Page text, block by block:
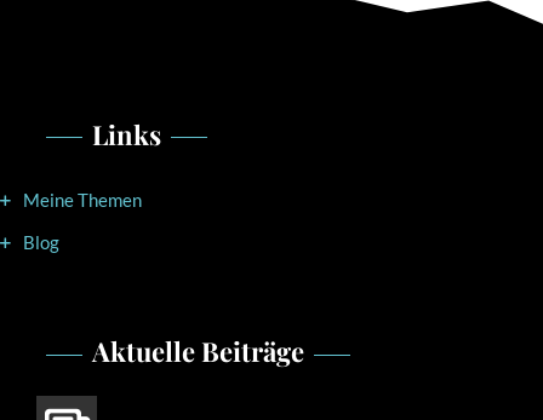
Links
Meine Themen
Blog
Aktuelle Beiträge